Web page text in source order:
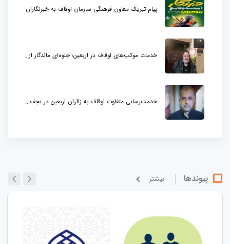
پیام تبریک معاون فرهنگی سازمان اوقاف به خبرنگاران
خدمات موکب‌های اوقاف در اربعین؛ جلوه‌ای ماندگار از...
خدمت‌رسانی متفاوت اوقاف به زائران اربعین در نجف...
پیوندها بيشتر